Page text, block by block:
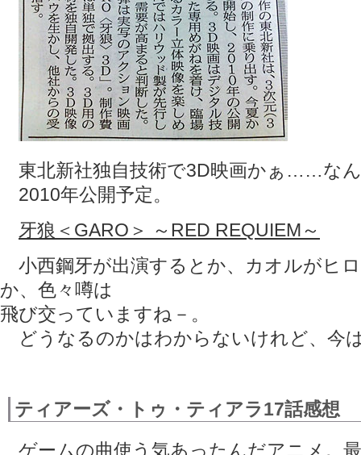
東北新社独自技術で3D映画かぁ……な
2010年公開予定。
牙狼＜GARO＞ ～RED REQUIEM～
小西鋼牙が出演するとか、カオルがヒ
か、色々噂は
飛び交っていますね－。
どうなるのかはわからないけれど、今
ティアーズ・トゥ・ティアラ17話感想
ゲームの曲使う気あったんだアニメ。